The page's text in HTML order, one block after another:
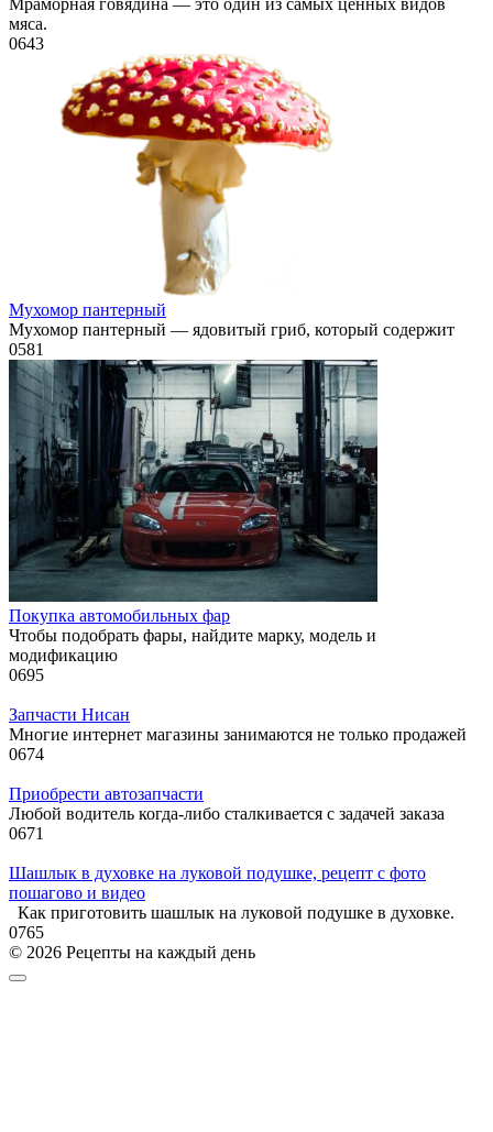
Мраморная говядина — это один из самых ценных видов
мяса.
0643
Мухомор пантерный
Мухомор пантерный — ядовитый гриб, который содержит
0581
Покупка автомобильных фар
Чтобы подобрать фары, найдите марку, модель и
модификацию
0695
Запчасти Нисан
Многие интернет магазины занимаются не только продажей
0674
Приобрести автозапчасти
Любой водитель когда-либо сталкивается с задачей заказа
0671
Шашлык в духовке на луковой подушке, рецепт с фото
пошагово и видео
Как приготовить шашлык на луковой подушке в духовке.
0765
© 2026 Рецепты на каждый день